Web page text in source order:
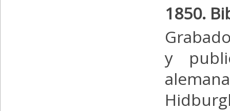
1850.
y